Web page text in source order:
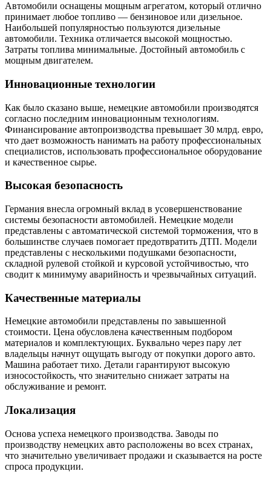
Автомобили оснащены мощным агрегатом, который отлично
принимает любое топливо — бензиновое или дизельное.
Наибольшей популярностью пользуются дизельные
автомобили. Техника отличается высокой мощностью.
Затраты топлива минимальные. Достойный автомобиль с
мощным двигателем.
Инновационные технологии
Как было сказано выше, немецкие автомобили производятся
согласно последним инновационным технологиям.
Финансирование автопроизводства превышает 30 млрд. евро,
что дает возможность нанимать на работу профессиональных
специалистов, использовать профессиональное оборудование
и качественное сырье.
Высокая безопасность
Германия внесла огромный вклад в усовершенствование
системы безопасности автомобилей. Немецкие модели
представлены с автоматической системой торможения, что в
большинстве случаев помогает предотвратить ДТП. Модели
представлены с несколькими подушками безопасности,
складной рулевой стойкой и курсовой устойчивостью, что
сводит к минимуму аварийность и чрезвычайных ситуаций.
Качественные материалы
Немецкие автомобили представлены по завышенной
стоимости. Цена обусловлена качественным подбором
материалов и комплектующих. Буквально через пару лет
владельцы начнут ощущать выгоду от покупки дорого авто.
Машина работает тихо. Детали гарантируют высокую
износостойкость, что значительно снижает затраты на
обслуживание и ремонт.
Локализация
Основа успеха немецкого производства. Заводы по
производству немецких авто расположены во всех странах,
что значительно увеличивает продажи и сказывается на росте
спроса продукции.